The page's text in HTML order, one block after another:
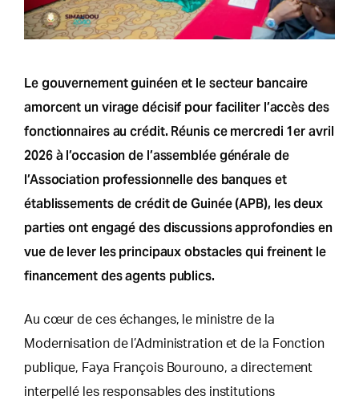
Le gouvernement guinéen et le secteur bancaire
amorcent un virage décisif pour faciliter l’accès des
fonctionnaires au crédit. Réunis ce mercredi 1er avril
2026 à l’occasion de l’assemblée générale de
l’Association professionnelle des banques et
établissements de crédit de Guinée (APB), les deux
parties ont engagé des discussions approfondies en
vue de lever les principaux obstacles qui freinent le
financement des agents publics.
Au cœur de ces échanges, le ministre de la
Modernisation de l’Administration et de la Fonction
publique, Faya François Bourouno, a directement
interpellé les responsables des institutions